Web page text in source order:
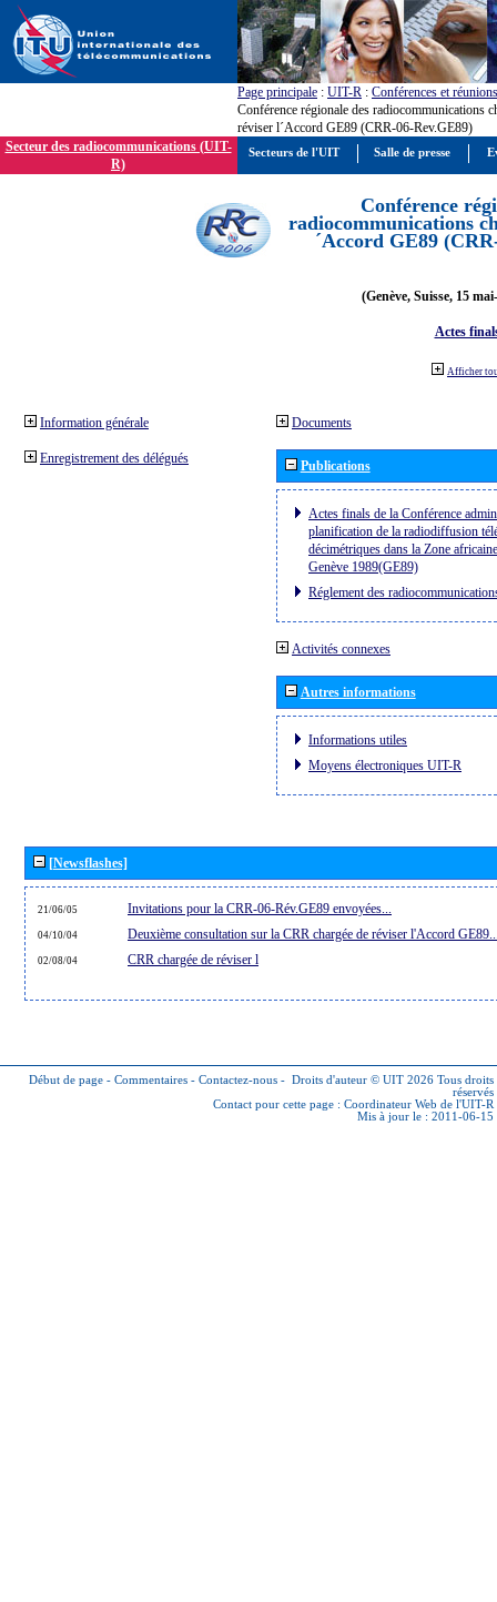
Page principale : UIT-R : Conférences et réunions
Conférence régionale des radiocommunications
réviser l´Accord GE89 (CRR-06-Rev.GE89)
Secteur des radiocommunications (UIT-
R)
Conférence
radiocommunications
´Accord GE89
(Genève, Suisse, 15
Actes
Afficher
Information générale
Enregistrement des délégués
Documents
Publications
Actes finals de la Conférence
planification de la radiodiffusion
décimétriques dans la Zone
Genève 1989(GE89)
Réglement des
Activités connexes
Autres informations
Informations utiles
Moyens électroniques UIT-R
[Newsflashes]
21/06/05 Invitations pour la CRR-06-Rév.GE89 envoyées...
04/10/04 Deuxième consultation sur la CRR chargée de réviser l'Accord
02/08/04 CRR chargée de réviser l
Début de page - Commentaires - Contactez-nous - Droits d'auteur © UIT 2026 Tous droits
réservés
Contact pour cette page : Coordinateur Web de l'UIT-R
Mis à jour le : 2011-06-15
Secteurs de l'UIT Salle de presse